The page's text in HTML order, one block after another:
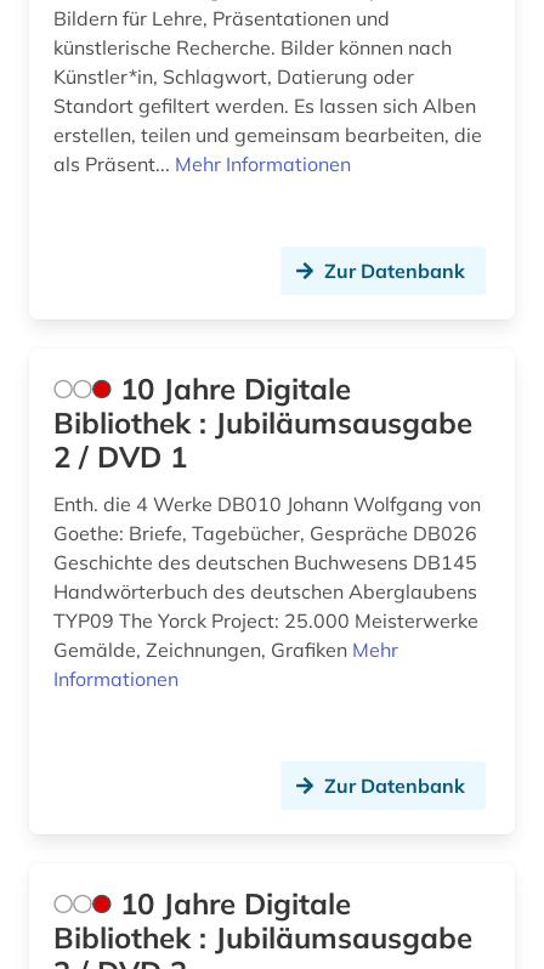
arabische staaten (2)
arabistik (1)
arbeiten auf papier (2)
architekt (2)
architekturzeitschrift (1)
archiv (3)
archiv für kindertexte eva maria kohl (1)
archivalien (1)
archivbestand (1)
archäologie (21)
aschaffenburg (1)
asiatische studien (1)
Israel (2)
Italien (19)
Japan (2)
Lettland (1)
Liechtenstein (2)
Mecklenburg-Vorpommern (2)
Mittelamerika (3)
Norwegen (1)
Oesterreich (28)
Ostasien (2)
Bildern für Lehre, Präsentationen und
künstlerische Recherche. Bilder können nach
Künstler*in, Schlagwort, Datierung oder
Standort gefiltert werden. Es lassen sich Alben
erstellen, teilen und gemeinsam bearbeiten, die
als Präsent... Mehr Informationen
Zur Datenbank
10 Jahre Digitale
Bibliothek : Jubiläumsausgabe
2 / DVD 1
Enth. die 4 Werke DB010 Johann Wolfgang von
Goethe: Briefe, Tagebücher, Gespräche DB026
Geschichte des deutschen Buchwesens DB145
Handwörterbuch des deutschen Aberglaubens
TYP09 The Yorck Project: 25.000 Meisterwerke
Gemälde, Zeichnungen, Grafiken Mehr
Informationen
Zur Datenbank
10 Jahre Digitale
Bibliothek : Jubiläumsausgabe